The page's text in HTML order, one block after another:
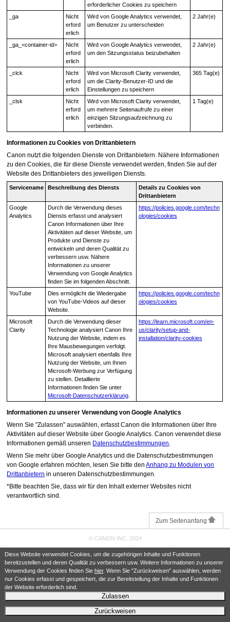
Diese Website verwendet Cookies, um die zugehörigen Inhalte und Funktionen
bereitzustellen und deren Qualität zu verbessern usw. Weitere Informationen zu unserer
Verwendung der Cookies finden Sie hier. Wenn Sie "Zurückweisen" auswählen, werden
nur Cookies erfasst und gespeichert, die zur Bereitstellung der Inhalte und Funktionen
der Website erforderlich sind.
Zulassen
Zurückweisen
erforderlicher Cookies zu speichern
_ga
Nicht
erford
erlich
Wird von Google Analytics verwendet,
um Benutzer zu unterscheiden
2 Jahr(e)
_ga_<container-id>
Nicht
erford
erlich
Wird von Google Analytics verwendet,
um den Sitzungsstatus beizubehalten
2 Jahr(e)
_clck
Nicht
erford
erlich
Wird von Microsoft Clarity verwendet,
um die Clarity-Benutzer-ID und die
Einstellungen zu speichern
365 Tag(e)
_clsk
Nicht
erford
erlich
Wird von Microsoft Clarity verwendet,
um mehrere Seitenaufrufe zu einer
einzigen Sitzungsaufzeichnung zu
verbinden.
1 Tag(e)
Informationen zu Cookies von Drittanbietern
Canon nutzt die folgenden Dienste von Drittanbietern. Nähere Informationen
zu den Cookies, die für diese Dienste verwendet werden, finden Sie auf der
Website des Drittanbieters des jeweiligen Diensts.
Servicename Beschreibung des Diensts
Details zu Cookies von
Drittanbietern
Google
Analytics
Durch die Verwendung dieses
Diensts erfasst und analysiert
Canon Informationen über Ihre
Aktivitäten auf dieser Website, um
Produkte und Dienste zu
entwickeln und deren Qualität zu
verbessern usw. Nähere
Informationen zu unserer
Verwendung von Google Analytics
finden Sie im folgenden Abschnitt.
https://policies.google.com/techn
ologies/cookies
YouTube
Dies ermöglicht die Wiedergabe
von YouTube-Videos auf dieser
Website.
https://policies.google.com/techn
ologies/cookies
Microsoft
Clarity
Durch die Verwendung dieser
Technologie analysiert Canon Ihre
Nutzung der Website, indem es
Ihre Mausbewegungen verfolgt.
Microsoft analysiert ebenfalls Ihre
Nutzung der Website, um Ihnen
Microsoft-Werbung zur Verfügung
zu stellen. Detaillierte
Informationen finden Sie unter
Microsoft-Datenschutzerklärung.
https://learn.microsoft.com/en-
us/clarity/setup-and-
installation/clarity-cookies
Informationen zu unserer Verwendung von Google Analytics
Wenn Sie "Zulassen" auswählen, erfasst Canon die Informationen über Ihre
Aktivitäten auf dieser Website über Google Analytics. Canon verwendet diese
Informationen gemäß unseren Datenschutzbestimmungen
Wenn Sie mehr über Google Analytics und die Datenschutzbestimmungen
von Google erfahren möchten, lesen Sie bitte denAnhang zu Modulen von
Drittanbietern in unseren Datenschutzbestimmungen.
*Bitte beachten Sie, dass wir für den Inhalt externer Websites nicht
verantwortlich sind.
Zum Seitenanfang
© CANON INC. 2024